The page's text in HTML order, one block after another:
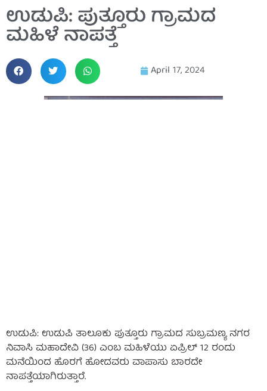
ಉಡುಪಿ: ಪುತ್ತೂರು ಗ್ರಾಮದ
ಮಹಿಳೆ ನಾಪತ್ತೆ
April 17, 2024
ಉಡುಪಿ: ಉಡುಪಿ ತಾಲೂಕು ಪುತ್ತೂರು ಗ್ರಾಮದ ಸುಬ್ರಮಣ್ಯ ನಗರ
ನಿವಾಸಿ ಮಹಾದೇವಿ (36) ಎಂಬ ಮಹಿಳೆಯು ಏಪ್ರಿಲ್ 12 ರಂದು
ಮನೆಯಿಂದ ಹೊರಗೆ ಹೋದವರು ವಾಪಾಸು ಬಾರದೇ
ನಾಪತ್ತೆಯಾಗಿರುತ್ತಾರೆ.